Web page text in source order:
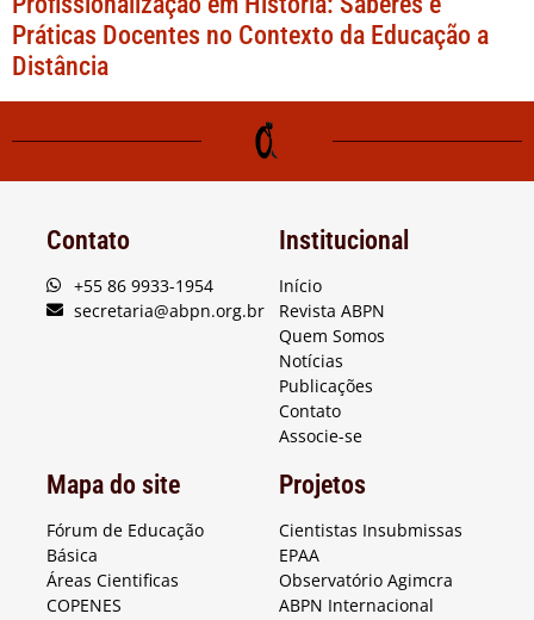
Práticas Docentes no Contexto da Educação a
Distância
Contato
+55 86 9933-1954
secretaria@abpn.org.br
Institucional
Início
Revista ABPN
Quem Somos
Notícias
Publicações
Contato
Associe-se
Mapa do site
Fórum de Educação
Básica
Áreas Cientificas
COPENES
Projetos
Cientistas Insubmissas
EPAA
Observatório Agimcra
ABPN Internacional